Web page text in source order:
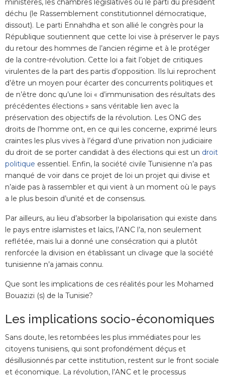
déchu (le Rassemblement constitutionnel démocratique,
dissout). Le parti Ennahdha et son allié le congrès pour la
République soutiennent que cette loi vise à préserver le pays
du retour des hommes de l’ancien régime et à le protéger
de la contre-révolution. Cette loi a fait l’objet de critiques
virulentes de la part des partis d’opposition. Ils lui reprochent
d’être un moyen pour écarter des concurrents politiques et
de n’être donc qu’une loi « d’immunisation des résultats des
précédentes élections » sans véritable lien avec la
préservation des objectifs de la révolution. Les ONG des
droits de l’homme ont, en ce qui les concerne, exprimé leurs
craintes les plus vives à l’égard d’une privation non judiciaire
du droit de se porter candidat à des élections qui est un droit
politique essentiel. Enfin, la société civile Tunisienne n’a pas
manqué de voir dans ce projet de loi un projet qui divise et
n’aide pas à rassembler et qui vient à un moment où le pays
a le plus besoin d’unité et de consensus.
Par ailleurs, au lieu d’absorber la bipolarisation qui existe dans
le pays entre islamistes et laïcs, l’ANC l’a, non seulement
reflétée, mais lui a donné une consécration qui a plutôt
renforcée la division en établissant un clivage que la société
tunisienne n’a jamais connu.
Que sont les implications de ces réalités pour les Mohamed
Bouazizi (s) de la Tunisie?
Les implications socio-économiques
Sans doute, les retombées les plus immédiates pour les
citoyens tunisiens, qui sont profondément déçus et
désillusionnés par cette institution, restent sur le front sociale
et économique. La révolution, l’ANC et le processus